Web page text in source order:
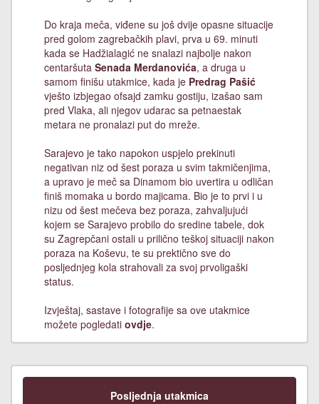
Do kraja meča, viđene su još dvije opasne situacije
pred golom zagrebačkih plavi, prva u 69. minuti
kada se Hadžialagić ne snalazi najbolje nakon
centaršuta Senada Merdanovića, a druga u
samom finišu utakmice, kada je Predrag Pašić
vješto izbjegao ofsajd zamku gostiju, izašao sam
pred Vlaka, ali njegov udarac sa petnaestak
metara ne pronalazi put do mreže.
Sarajevo je tako napokon uspjelo prekinuti
negativan niz od šest poraza u svim takmičenjima,
a upravo je meč sa Dinamom bio uvertira u odličan
finiš momaka u bordo majicama. Bio je to prvi i u
nizu od šest mečeva bez poraza, zahvaljujući
kojem se Sarajevo probilo do sredine tabele, dok
su Zagrepčani ostali u prilično teškoj situaciji nakon
poraza na Koševu, te su prektično sve do
posljednjeg kola strahovali za svoj prvoligaški
status.
Izvještaj, sastave i fotografije sa ove utakmice
možete pogledati ovdje.
Posljednja utakmica